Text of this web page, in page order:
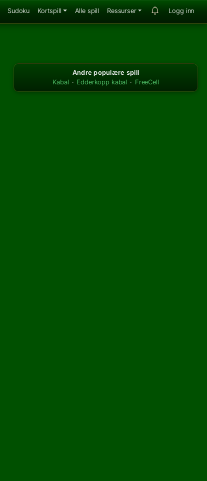
Sudoku Kortspill Alle spill Ressurser Logg inn
Andre populære spill
Kabal · Edderkopp kabal · FreeCell